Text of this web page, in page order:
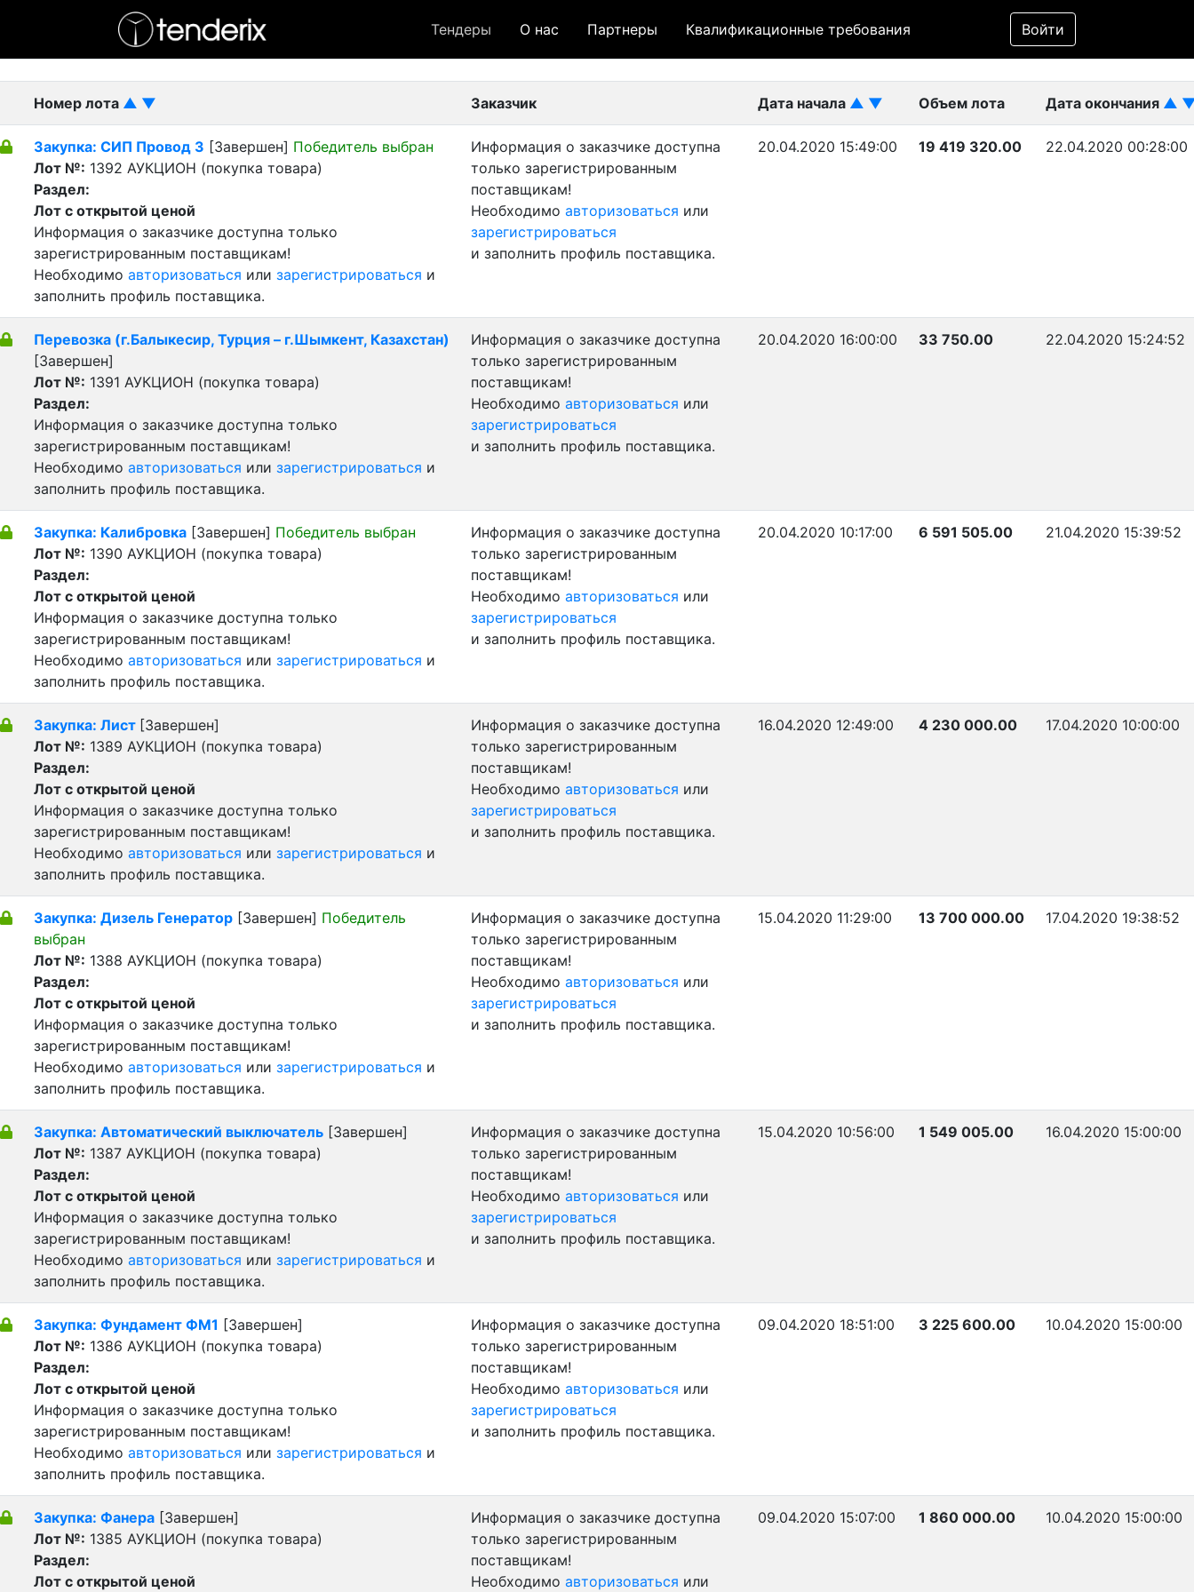
Тендеры О нас Партнеры Квалификационные требования Войти
Фильтр
- Завершенный лот
Номер лота ▲ ▼ Заказчик Дата начала ▲ ▼ Объем лота Дата окончания ▲
Закупка: СИП Провод 3 [Завершен] Победитель выбран
Лот №: 1392 АУКЦИОН (покупка товара)
Раздел:
Лот с открытой ценой
Информация о заказчике доступна только
зарегистрированным поставщикам!
Необходимо авторизоваться или зарегистрироваться и
заполнить профиль поставщика.
Информация о заказчике доступна
только зарегистрированным
поставщикам!
Необходимо авторизоваться или
зарегистрироваться
и заполнить профиль поставщика.
20.04.2020 15:49:00 19 419 320.00 22.04.2020 00:28:00
Перевозка (г.Балыкесир, Турция – г.Шымкент, Казахстан)
[Завершен]
Лот №: 1391 АУКЦИОН (покупка товара)
Раздел:
Информация о заказчике доступна только
зарегистрированным поставщикам!
Необходимо авторизоваться или зарегистрироваться и
заполнить профиль поставщика.
Информация о заказчике доступна
только зарегистрированным
поставщикам!
Необходимо авторизоваться или
зарегистрироваться
и заполнить профиль поставщика.
20.04.2020 16:00:00 33 750.00 22.04.2020 15:24:52
Закупка: Калибровка [Завершен] Победитель выбран
Лот №: 1390 АУКЦИОН (покупка товара)
Раздел:
Лот с открытой ценой
Информация о заказчике доступна только
зарегистрированным поставщикам!
Необходимо авторизоваться или зарегистрироваться и
заполнить профиль поставщика.
Информация о заказчике доступна
только зарегистрированным
поставщикам!
Необходимо авторизоваться или
зарегистрироваться
и заполнить профиль поставщика.
20.04.2020 10:17:00 6 591 505.00 21.04.2020 15:39:52
Закупка: Лист [Завершен]
Лот №: 1389 АУКЦИОН (покупка товара)
Раздел:
Лот с открытой ценой
Информация о заказчике доступна только
зарегистрированным поставщикам!
Необходимо авторизоваться или зарегистрироваться и
заполнить профиль поставщика.
Информация о заказчике доступна
только зарегистрированным
поставщикам!
Необходимо авторизоваться или
зарегистрироваться
и заполнить профиль поставщика.
16.04.2020 12:49:00 4 230 000.00 17.04.2020 10:00:00
Закупка: Дизель Генератор [Завершен] Победитель
выбран
Лот №: 1388 АУКЦИОН (покупка товара)
Раздел:
Лот с открытой ценой
Информация о заказчике доступна только
зарегистрированным поставщикам!
Необходимо авторизоваться или зарегистрироваться и
заполнить профиль поставщика.
Информация о заказчике доступна
только зарегистрированным
поставщикам!
Необходимо авторизоваться или
зарегистрироваться
и заполнить профиль поставщика.
15.04.2020 11:29:00 13 700 000.00 17.04.2020 19:38:52
Закупка: Автоматический выключатель [Завершен]
Лот №: 1387 АУКЦИОН (покупка товара)
Раздел:
Лот с открытой ценой
Информация о заказчике доступна только
зарегистрированным поставщикам!
Необходимо авторизоваться или зарегистрироваться и
заполнить профиль поставщика.
Информация о заказчике доступна
только зарегистрированным
поставщикам!
Необходимо авторизоваться или
зарегистрироваться
и заполнить профиль поставщика.
15.04.2020 10:56:00 1 549 005.00 16.04.2020 15:00:00
Закупка: Фундамент ФМ1 [Завершен]
Лот №: 1386 АУКЦИОН (покупка товара)
Раздел:
Лот с открытой ценой
Информация о заказчике доступна только
зарегистрированным поставщикам!
Необходимо авторизоваться или зарегистрироваться и
заполнить профиль поставщика.
Информация о заказчике доступна
только зарегистрированным
поставщикам!
Необходимо авторизоваться или
зарегистрироваться
и заполнить профиль поставщика.
09.04.2020 18:51:00 3 225 600.00 10.04.2020 15:00:00
Закупка: Фанера [Завершен]
Лот №: 1385 АУКЦИОН (покупка товара)
Раздел:
Лот с открытой ценой
Информация о заказчике доступна
только зарегистрированным
поставщикам!
Необходимо авторизоваться или
09.04.2020 15:07:00 1 860 000.00 10.04.2020 15:00:00